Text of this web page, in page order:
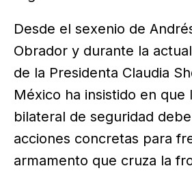
Desde el sexenio de
Obrador y durante la
de la Presidenta Claudia
México ha insistido en que
bilateral de seguridad
acciones concretas para
armamento que cruza la